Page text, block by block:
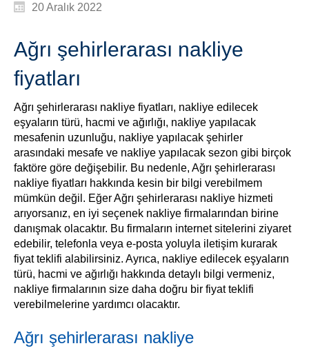
20 Aralık 2022
Ağrı şehirlerarası nakliye
fiyatları
Ağrı şehirlerarası nakliye fiyatları, nakliye edilecek
eşyaların türü, hacmi ve ağırlığı, nakliye yapılacak
mesafenin uzunluğu, nakliye yapılacak şehirler
arasındaki mesafe ve nakliye yapılacak sezon gibi birçok
faktöre göre değişebilir. Bu nedenle, Ağrı şehirlerarası
nakliye fiyatları hakkında kesin bir bilgi verebilmem
mümkün değil. Eğer Ağrı şehirlerarası nakliye hizmeti
arıyorsanız, en iyi seçenek nakliye firmalarından birine
danışmak olacaktır. Bu firmaların internet sitelerini ziyaret
edebilir, telefonla veya e-posta yoluyla iletişim kurarak
fiyat teklifi alabilirsiniz. Ayrıca, nakliye edilecek eşyaların
türü, hacmi ve ağırlığı hakkında detaylı bilgi vermeniz,
nakliye firmalarının size daha doğru bir fiyat teklifi
verebilmelerine yardımcı olacaktır.
Ağrı şehirlerarası nakliye